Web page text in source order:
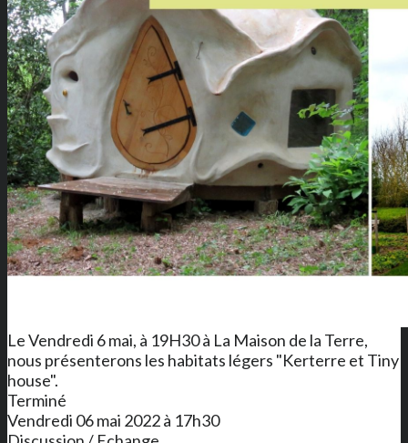
Le Vendredi 6 mai, à 19H30 à La Maison de la Terre,
nous présenterons les habitats légers "Kerterre et Tiny
house".
Terminé
Vendredi 06 mai 2022 à 17h30